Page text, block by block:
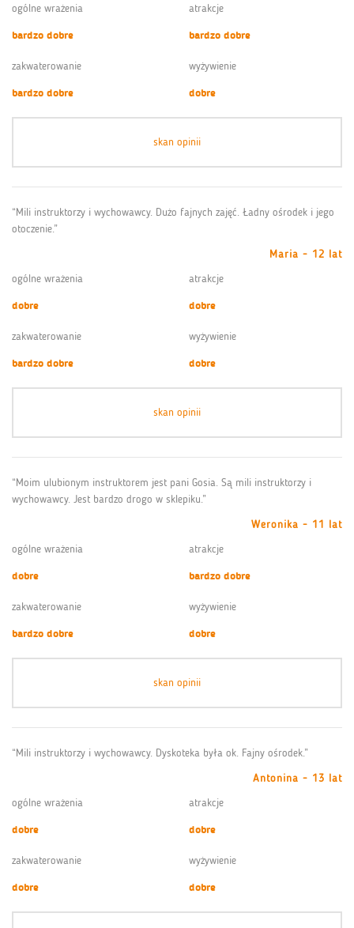
ogólne wrażenia
bardzo dobre
atrakcje
bardzo dobre
zakwaterowanie
bardzo dobre
wyżywienie
dobre
skan opinii
“Mili instruktorzy i wychowawcy. Dużo fajnych zajęć. Ładny ośrodek i jego
otoczenie.”
Maria - 12 lat
ogólne wrażenia
dobre
atrakcje
dobre
zakwaterowanie
bardzo dobre
wyżywienie
dobre
skan opinii
“Moim ulubionym instruktorem jest pani Gosia. Są mili instruktorzy i
wychowawcy. Jest bardzo drogo w sklepiku.”
Weronika - 11 lat
ogólne wrażenia
dobre
atrakcje
bardzo dobre
zakwaterowanie
bardzo dobre
wyżywienie
dobre
skan opinii
“Mili instruktorzy i wychowawcy. Dyskoteka była ok. Fajny ośrodek.”
Antonina - 13 lat
ogólne wrażenia
dobre
atrakcje
dobre
zakwaterowanie
dobre
wyżywienie
dobre